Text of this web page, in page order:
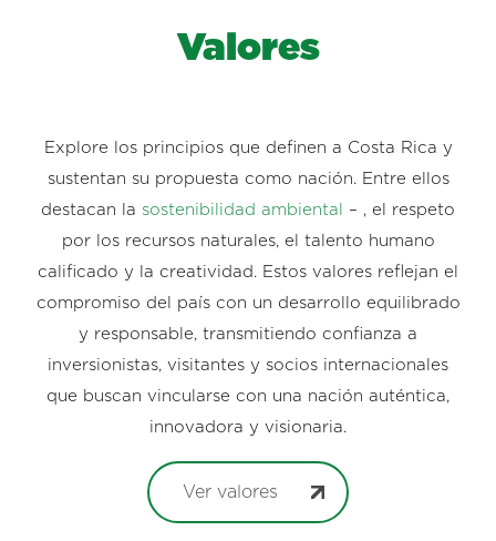
Valores
Explore los principios que definen a Costa Rica y
sustentan su propuesta como nación. Entre ellos
destacan la sostenibilidad ambiental
– , el respeto
por los recursos naturales, el talento humano
calificado y la creatividad. Estos valores reflejan el
compromiso del país con un desarrollo equilibrado
y responsable, transmitiendo confianza a
inversionistas, visitantes y socios internacionales
que buscan vincularse con una nación auténtica,
innovadora y visionaria.
Ver valores